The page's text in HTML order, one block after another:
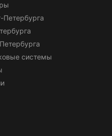
Петербурга
системы